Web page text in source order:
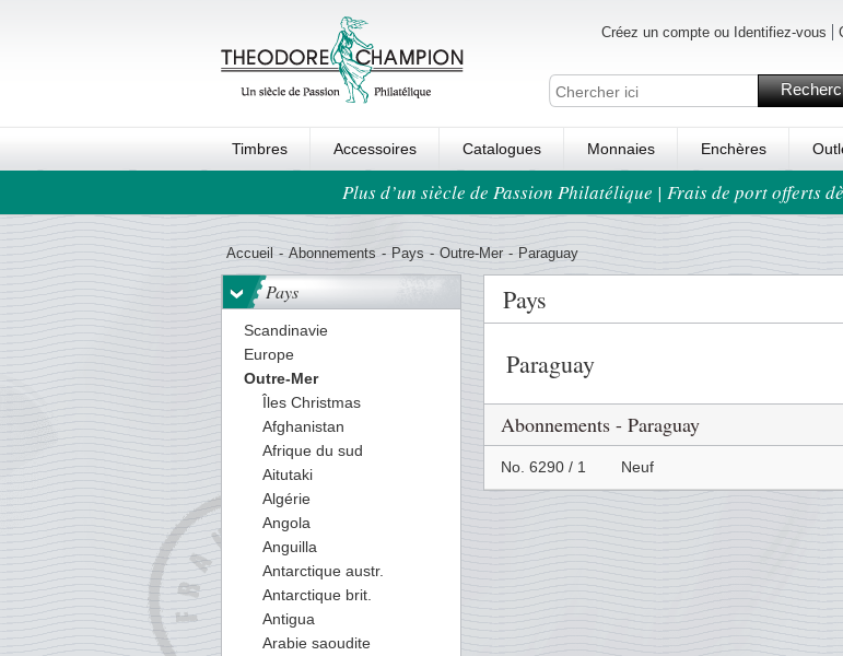
Créez un compte ou Identifiez-vous
Timbres Accessoires Catalogues Monnaies Enchères
Ordre au panierPlus d’un siècle de Passion Philatélique | Frais de port offerts
Accueil - Abonnements - Pays - Outre-Mer - Paraguay
Pays
Scandinavie
Europe
Outre-Mer
Îles Christmas
Afghanistan
Afrique du sud
Aitutaki
Algérie
Angola
Anguilla
Antarctique austr.
Antarctique brit.
Antigua
Arabie saoudite
Pays
Paraguay
Abonnements - Paraguay
No. 6290 / 1 Neuf